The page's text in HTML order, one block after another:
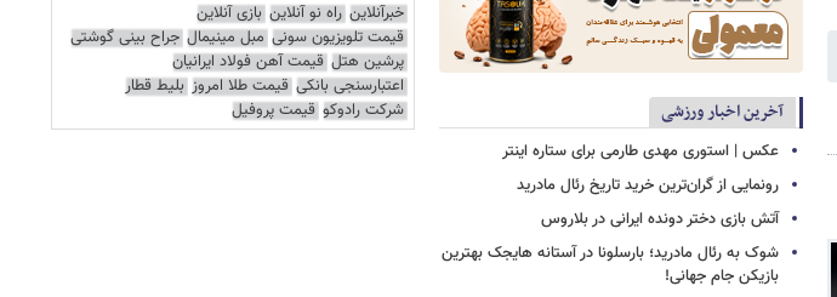
آخرین اخبار ورزشی
عکس | استوری مهدی طارمی برای ستاره اینتر
رونمایی از گران‌ترین خرید تاریخ رئال مادرید
آتش بازی دختر دونده ایرانی در بلاروس
شوک به رئال مادرید؛ بارسلونا در آستانه هایجک بهترین
بازیکن جام جهانی!
خبرآنلاین راه نو آنلاین بازی آنلاین
قیمت تلویزیون سونی مبل مینیمال جراح بینی گوشتی
پرشین هتل قیمت آهن فولاد ایرانیان
اعتبارسنجی بانکی قیمت طلا امروز بلیط قطار
شرکت رادوکو قیمت پروفیل